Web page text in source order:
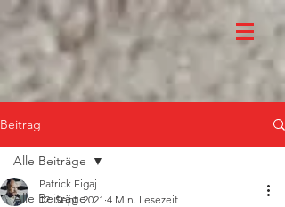
Beitrag
Alle Beiträge
Alle Beiträge
Patrick Figaj
12. Sept. 2021 4 Min. Lesezeit